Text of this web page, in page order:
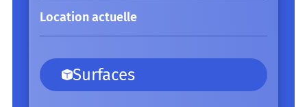
Location actuelle
Surfaces